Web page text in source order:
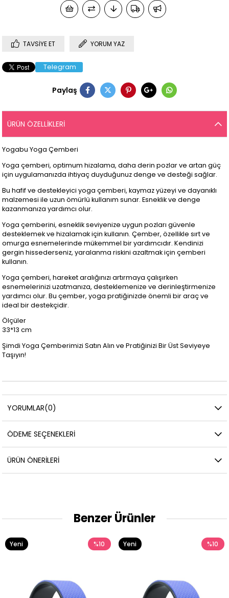
TAVSIYE ET YORUM YAZ
Telegram
Paylaş
ÜRÜN ÖZELLIKLERI
Yogabu Yoga Çemberi
Yoga çemberi, optimum hizalama, daha derin pozlar ve artan güç
için uygulamanızda ihtiyaç duyduğunuz denge ve desteği sağlar.
Bu hafif ve destekleyici yoga çemberi, kaymaz yüzeyi ve dayanıklı
malzemesi ile uzun ömürlü kullanım sunar. Esneklik ve denge
kazanmanıza yardımcı olur.
Yoga çemberini, esneklik seviyenize uygun pozları güvenle
desteklemek ve hizalamak için kullanın. Çember, özellikle sırt ve
omurga esnemelerinde mükemmel bir yardımcıdır. Kendinizi
gergin hissederseniz, yaralanma riskini azaltmak için çemberi
kullanın.
Yoga çemberi, hareket aralığınızı artırmaya çalışırken
esnemelerinizi uzatmanıza, desteklemenize ve derinleştirmenize
yardımcı olur. Bu çember, yoga pratiğinizde önemli bir araç ve
ideal bir destekçidir.
Ölçüler
33*13 cm
Şimdi Yoga Çemberimizi Satın Alın ve Pratiğinizi Bir Üst Seviyeye
Taşıyın!
YORUMLAR(0)
ÖDEME SEÇENEKLERI
ÜRÜN ÖNERILERI
Benzer Ürünler
%10
Yeni
%10
Yeni